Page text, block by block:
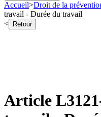
Accueil>Droit de la
travail - Durée du travail
<
Retour
Article